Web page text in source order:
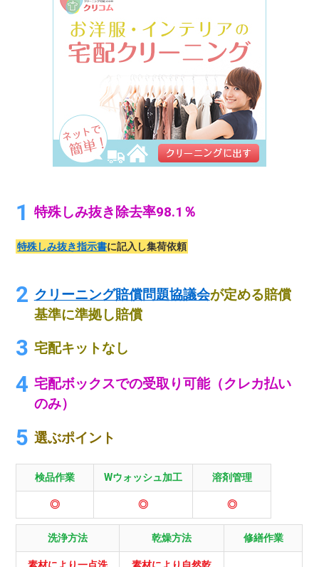
特殊しみ抜き除去率98.1％
特殊しみ抜き指示書に記入し集荷依頼
クリーニング賠償問題協議会が定める賠償
基準に準拠し賠償
宅配キットなし
宅配ボックスでの受取り可能（クレカ払い
のみ）
選ぶポイント
検品作業 Wウォッシュ加工 溶剤管理
◎ ◎ ◎
洗浄方法 乾燥方法 修繕作業